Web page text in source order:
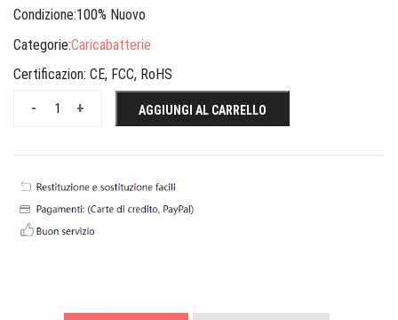
Condizione:100% Nuovo
Categorie:Caricabatterie
Certificazion: CE, FCC, RoHS
+
- AGGIUNGI AL CARRELLO